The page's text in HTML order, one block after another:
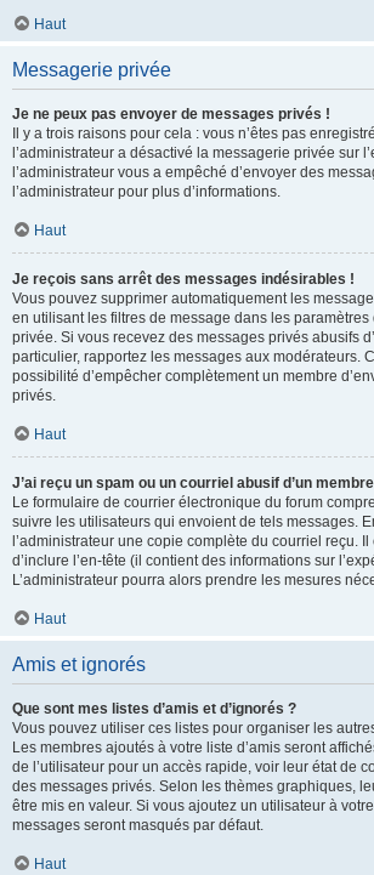
Haut
Messagerie privée
Je ne peux pas envoyer de messages privés !
Il y a trois raisons pour cela : vous n’êtes pas
l’administrateur a désactivé la messagerie privée sur
l’administrateur vous a empêché d’envoyer des
l’administrateur pour plus d’informations.
Haut
Je reçois sans arrêt des messages indésirables !
Vous pouvez supprimer automatiquement les
en utilisant les filtres de message dans les paramètres
privée. Si vous recevez des messages privés abusifs
particulier, rapportez les messages aux modérateurs.
possibilité d’empêcher complètement un membre
privés.
Haut
J’ai reçu un spam ou un courriel abusif d’un
Le formulaire de courrier électronique du forum
suivre les utilisateurs qui envoient de tels messages.
l’administrateur une copie complète du courriel reçu.
d’inclure l’en-tête (il contient des informations sur
L’administrateur pourra alors prendre les mesures
Haut
Amis et ignorés
Que sont mes listes d’amis et d’ignorés ?
Vous pouvez utiliser ces listes pour organiser les
Les membres ajoutés à votre liste d’amis seront
de l’utilisateur pour un accès rapide, voir leur état de
des messages privés. Selon les thèmes graphiques,
être mis en valeur. Si vous ajoutez un utilisateur à
messages seront masqués par défaut.
Haut